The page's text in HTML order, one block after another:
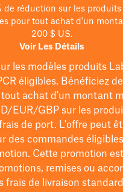
de réduction sur les produits
pour tout achat d'un
200 $ US.
Voir Les Détails
les modèles produits
éligibles. Bénéficiez
achat d'un montant
EUR/GBPsur les
de port. L'offre peut
des commandes
Cette promotion
remises ou
frais de livraison